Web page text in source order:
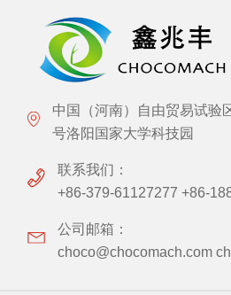
中国（河南）自由贸易试验
号洛阳国家大学科技园
联系我们：
+86-379-61127277 +86-
公司邮箱：
choco@chocomach.com